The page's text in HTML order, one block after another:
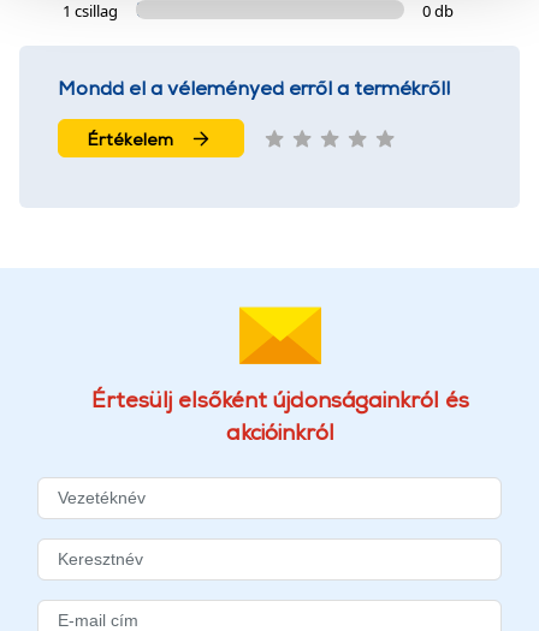
szolgáltatásaink biztosításához szükségesek. Az oldal
1 csillag
0 db
Mondd el a véleményed erről a termékről!
Értékelem
Értesülj elsőként újdonságainkról és
akcióinkról